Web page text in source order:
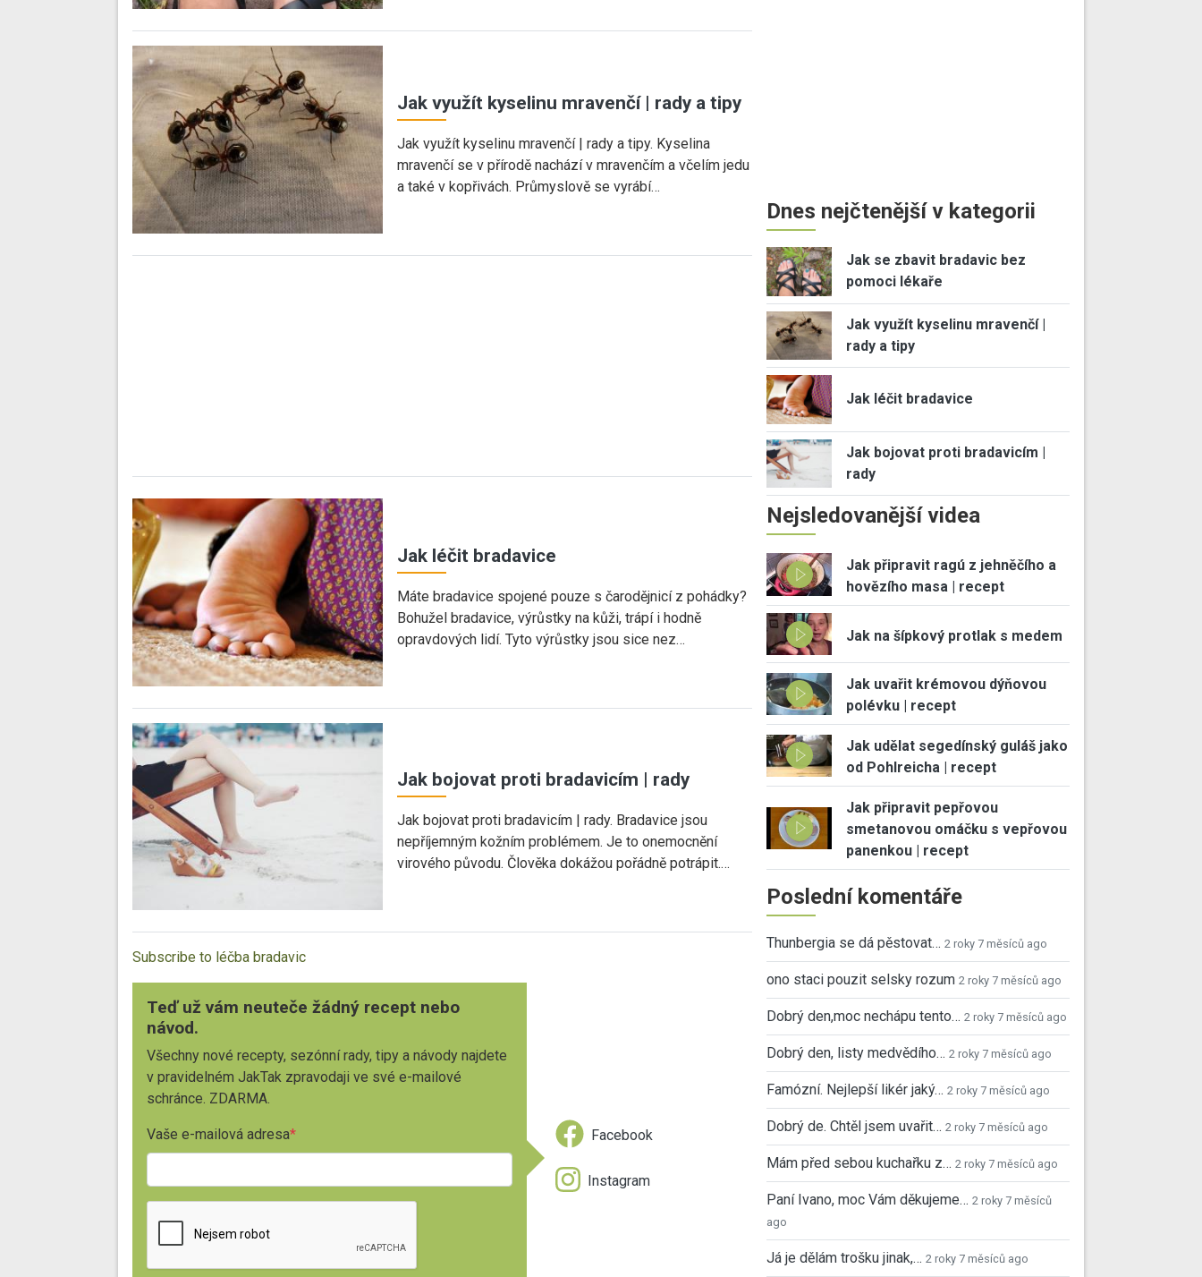
Jak využít kyselinu mravenčí | rady a tipy
Jak využít kyselinu mravenčí | rady a tipy. Kyselina
mravenčí se v přírodě nachází v mravenčím a včelím jedu
a také v kopřivách. Průmyslově se vyrábí…
Jak léčit bradavice
Máte bradavice spojené pouze s čarodějnicí z pohádky?
Bohužel bradavice, výrůstky na kůži, trápí i hodně
opravdových lidí. Tyto výrůstky jsou sice nez…
Jak bojovat proti bradavicím | rady
Jak bojovat proti bradavicím | rady. Bradavice jsou
nepříjemným kožním problémem. Je to onemocnění
virového původu. Člověka dokážou pořádně potrápit.…
Subscribe to léčba bradavic
Teď už vám neuteče žádný recept nebo
návod.
Všechny nové recepty, sezónní rady, tipy a návody najdete
v pravidelném JakTak zpravodaji ve své e-mailové
schránce. ZDARMA.
Vaše e-mailová adresa Facebook
Instagram
Dnes nejčtenější v kategorii
Jak se zbavit bradavic bez
pomoci lékaře
Jak využít kyselinu mravenčí |
rady a tipy
Jak léčit bradavice
Jak bojovat proti bradavicím |
rady
Nejsledovanější videa
Jak připravit ragú z jehněčího a
hovězího masa | recept
Jak na šípkový protlak s medem
Jak uvařit krémovou dýňovou
polévku | recept
Jak udělat segedínský guláš jako
od Pohlreicha | recept
Jak připravit pepřovou
smetanovou omáčku s vepřovou
panenkou | recept
Poslední komentáře
Thunbergia se dá pěstovat… 2 roky 7 měsíců ago
ono staci pouzit selsky rozum 2 roky 7 měsíců ago
Dobrý den,moc nechápu tento… 2 roky 7 měsíců ago
Dobrý den, listy medvědího… 2 roky 7 měsíců ago
Famózní. Nejlepší likér jaký… 2 roky 7 měsíců ago
Dobrý de. Chtěl jsem uvařit… 2 roky 7 měsíců ago
Mám před sebou kuchařku z… 2 roky 7 měsíců ago
Paní Ivano, moc Vám děkujeme… 2 roky 7 měsíců
ago
Já je dělám trošku jinak,… 2 roky 7 měsíců ago